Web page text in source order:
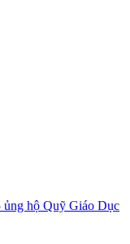
hộ Quỹ Giáo Dục